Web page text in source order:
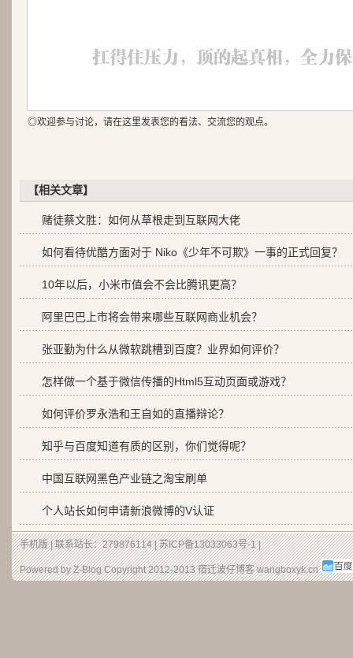
◎欢迎参与讨论，请在这里发表您的看法、交流您的观点。
【相关文章】
赌徒蔡文胜：如何从草根走到互联网大佬
如何看待优酷方面对于 Niko《少年不可欺》一事的正式回复？
10年以后，小米市值会不会比腾讯更高？
阿里巴巴上市将会带来哪些互联网商业机会？
张亚勤为什么从微软跳槽到百度？业界如何评价？
怎样做一个基于微信传播的Html5互动页面或游戏？
如何评价罗永浩和王自如的直播辩论？
知乎与百度知道有质的区别，你们觉得呢？
中国互联网黑色产业链之淘宝刷单
个人站长如何申请新浪微博的V认证
手机版| 联系站长：279876114 |苏ICP备13033063号-1|
Powered by Z-Blog Copyright 2012-2013宿迁波仔博客wangboxyk.cn